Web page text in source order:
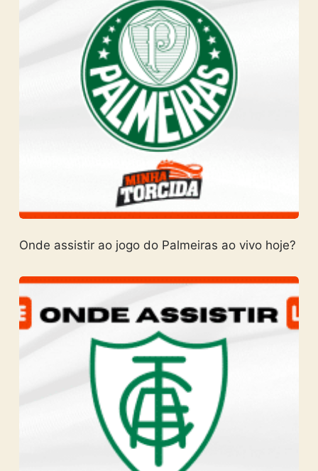
Onde assistir ao jogo do Palmeiras ao vivo hoje?